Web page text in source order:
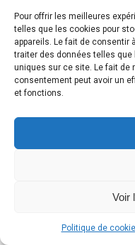
Pour offrir les meilleures
telles que les cookies pour
appareils. Le fait de consentir
traiter des données telles que
uniques sur ce site. Le fait de
consentement peut avoir un
et fonctions.
Voir
Politique de
INTEL
AMD
LOGITECH G
DELL
Afficher